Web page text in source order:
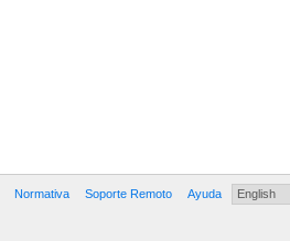
Normativa Soporte Remoto Ayuda